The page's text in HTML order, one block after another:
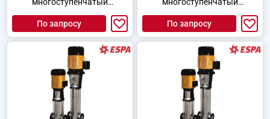
центробежный насос
По запросу
центробежный насос
По запросу